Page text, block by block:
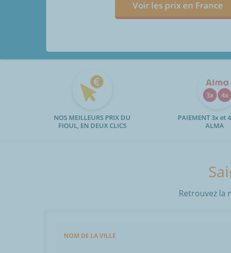
Voir les prix en France
NOS MEILLEURS PRIX DU
FIOUL, EN DEUX CLICS
PAIEMENT 3x et
ALMA
Retrouvez la
NOM DE LA VILLE